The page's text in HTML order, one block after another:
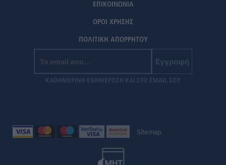
ΕΠΙΚΟΙΝΩΝΙΑ
ΟΡΟΙ ΧΡΗΣΗΣ
ΠΟΛΙΤΙΚΗ ΑΠΟΡΡΗΤΟΥ
Εγγραφή
ΚΑΘΗΜΕΡΙΝΗ ΕΝΗΜΕΡΩΣΗ ΚΑΙ ΣΤΟ EMAIL ΣΟΥ
Sitemap